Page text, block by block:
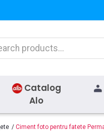
Catalog
Alo
Ciment foto pentru fatete